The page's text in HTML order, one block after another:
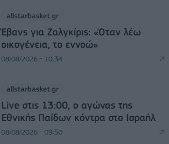
allstarbasket.gr
Έβανς για Ζαλγκίρις: «Όταν λέω
οικογένεια, το εννοώ»
08/08/2026 - 10:34
allstarbasket.gr
Live στις 13:00, ο αγώνας της
Εθνικής Παίδων κόντρα στο Ισραήλ
08/08/2026 - 09:50